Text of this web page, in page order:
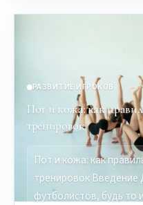
РАЗВИТИЕ ИГРОКОВ
Пот и кожа: как
тренировок
Пот и кожа: как
тренировок Введение
футболистов, будь то